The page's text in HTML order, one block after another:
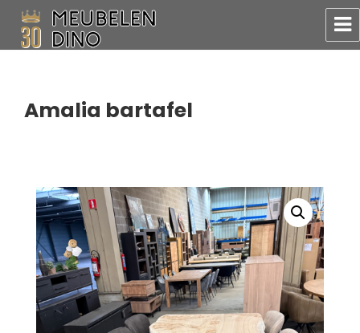
Amalia bartafel